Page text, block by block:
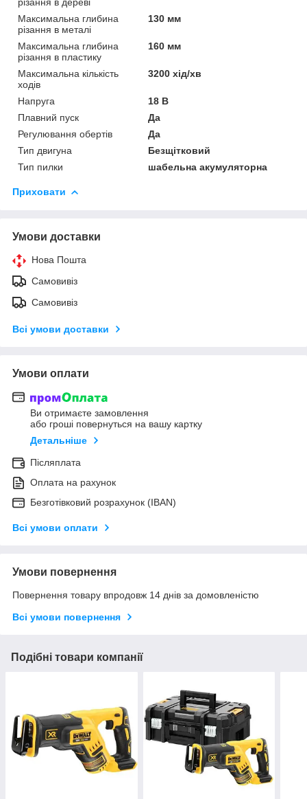
Максимальна глибина
різання в металі
130 мм
Максимальна глибина
різання в пластику
160 мм
Максимальна кількість
ходів
3200 хід/хв
Напруга
18 В
Плавний пуск
Да
Регулювання обертів
Да
Тип двигуна
Безщітковий
Тип пилки
шабельна акумуляторна
Приховати
Умови доставки
Нова Пошта
Самовивіз
Самовивіз
Всі умови доставки
Умови оплати
Ви отримаєте замовлення
або гроші повернуться на вашу картку
Детальніше
Післяплата
Оплата на рахунок
Безготівковий розрахунок (IBAN)
Всі умови оплати
Умови повернення
Повернення товару впродовж 14 днів за домовленістю
Всі умови повернення
Подібні товари компанії